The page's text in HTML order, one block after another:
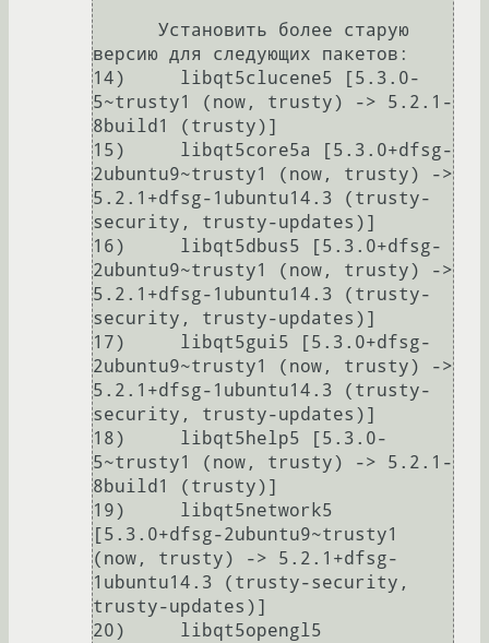
версию для следующих пакетов:
14)     libqt5clucene5 [5.3.0-
5~trusty1 (now, trusty) -> 5.2.1-
8build1 (trusty)]
15)     libqt5core5a [5.3.0+dfsg-
2ubuntu9~trusty1 (now, trusty) ->
5.2.1+dfsg-1ubuntu14.3 (trusty-
security, trusty-updates)]
16)     libqt5dbus5 [5.3.0+dfsg-
2ubuntu9~trusty1 (now, trusty) ->
5.2.1+dfsg-1ubuntu14.3 (trusty-
security, trusty-updates)]
17)     libqt5gui5 [5.3.0+dfsg-
2ubuntu9~trusty1 (now, trusty) ->
5.2.1+dfsg-1ubuntu14.3 (trusty-
security, trusty-updates)]
18)     libqt5help5 [5.3.0-
5~trusty1 (now, trusty) -> 5.2.1-
8build1 (trusty)]
19)     libqt5network5
[5.3.0+dfsg-2ubuntu9~trusty1
(now, trusty) -> 5.2.1+dfsg-
1ubuntu14.3 (trusty-security,
trusty-updates)]
20)     libqt5opengl5